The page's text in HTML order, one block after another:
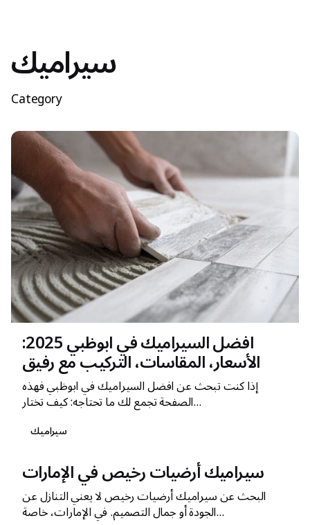
سيراميك
Category
افضل السيراميك في ابوظبي 2025:
الأسعار، المقاسات، التركيب مع رفيق
إذا كنت تبحث عن افضل السيراميك في ابوظبي فهذه
الصفحة تجمع لك ما تحتاجه: كيف تختار...
سيراميك
سيراميك أرضيات رخيص في الإمارات
البحث عن سيراميك أرضيات رخيص لا يعني التنازل عن
الجودة أو جمال التصميم. في الإمارات، خاصة...